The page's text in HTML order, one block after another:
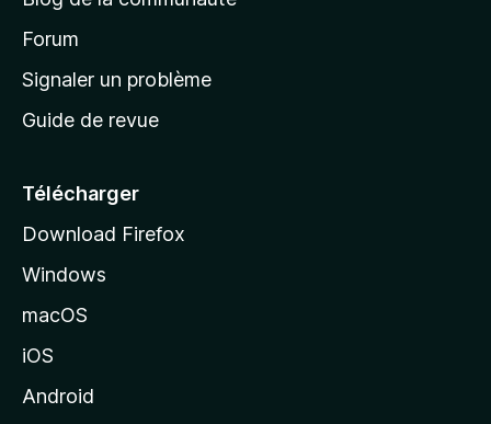
d
a
c
e
l
d
o
z
Forum
Signaler un problème
Guide de revue
Télécharger
Download Firefox
Windows
macOS
iOS
Android